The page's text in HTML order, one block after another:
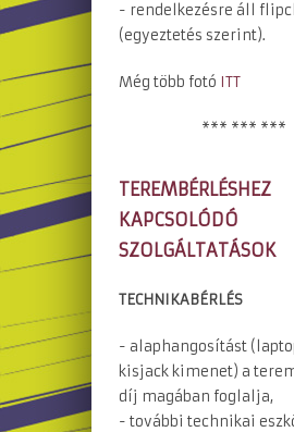
- rendelkezésre áll
(egyeztetés szerint).
Még több fotó ITT
*** *** ***
TEREMBÉRLÉSHEZ
KAPCSOLÓDÓ
SZOLGÁLTATÁSOK
TECHNIKABÉRLÉS
- alaphangosítást
kisjack kimenet) a
díj magában foglalja,
- további technikai